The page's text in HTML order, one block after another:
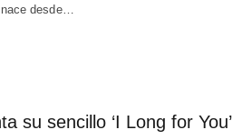
desde…
su sencillo ‘I Long for You’